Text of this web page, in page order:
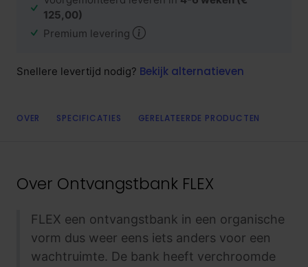
125,00)
Premium levering
Snellere levertijd nodig? Bekijk alternatieven
OVER SPECIFICATIES GERELATEERDE PRODUCTEN
Over Ontvangstbank FLEX
FLEX een ontvangstbank in een organische
vorm dus weer eens iets anders voor een
wachtruimte. De bank heeft verchroomde